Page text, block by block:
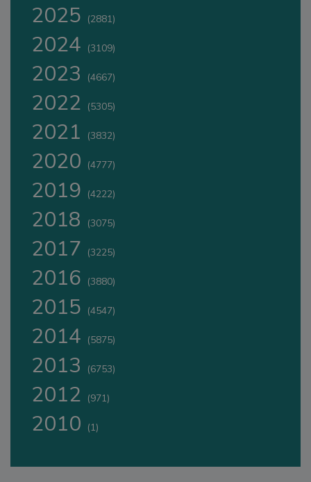
2025 (2881)
2024 (3109)
2023 (4667)
2022 (5305)
2021 (3832)
2020 (4777)
2019 (4222)
2018 (3075)
2017 (3225)
2016 (3880)
2015 (4547)
2014 (5875)
2013 (6753)
2012 (971)
2010 (1)